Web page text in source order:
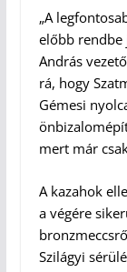
„A
előbb rendbe
András
rá, hogy
Gémesi
mert már
A kazahok
a végére
Szilágyi